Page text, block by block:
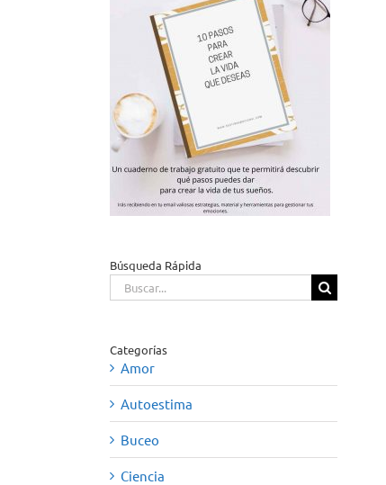
Búsqueda Rápida
Buscar:
Categorías
Amor
Autoestima
Buceo
Ciencia